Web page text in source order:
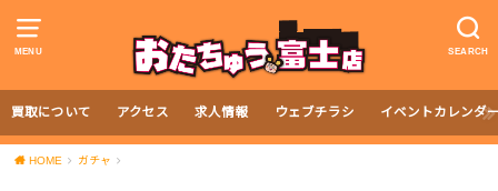
MENU SEARCH
買取について アクセス 求人情報 ウェブチラシ イベントカレンダ
HOME ガチャ